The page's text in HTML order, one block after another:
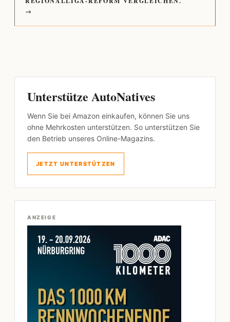
→
Unterstütze AutoNatives
Wenn Sie bei Amazon einkaufen, können Sie uns
ohne Mehrkosten unterstützen. So unterstützen Sie
den Betrieb unseres Online-Magazins.
JETZT UNTERSTÜTZEN
ANZEIGE